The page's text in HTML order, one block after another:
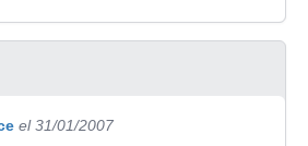
el 31/01/2007